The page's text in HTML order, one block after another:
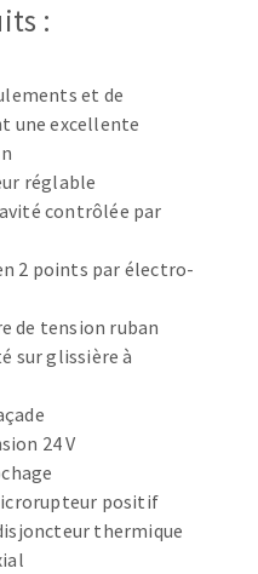
DU MÉTAL
:
et de
une excellente
réglable
contrôlée par
2 points par électro-
de tension ruban
sur glissière à
24 V
positif
thermique